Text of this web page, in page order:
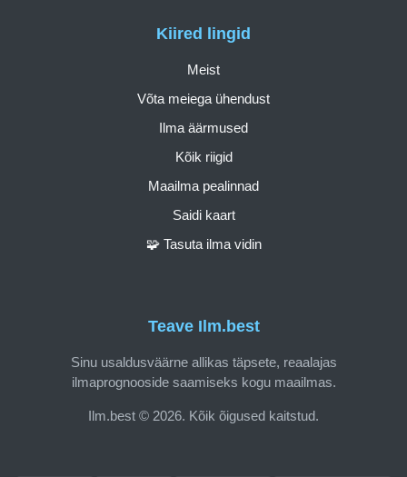
Teave Ilm.best
Sinu usaldusväärne allikas täpsete, reaalajas
ilmaprognooside saamiseks kogu maailmas.
Ilm.best © 2026. Kõik õigused kaitstud.
Kiired lingid
Meist
Võta meiega ühendust
Ilma äärmused
Kõik riigid
Maailma pealinnad
Saidi kaart
🧩 Tasuta ilma vidin